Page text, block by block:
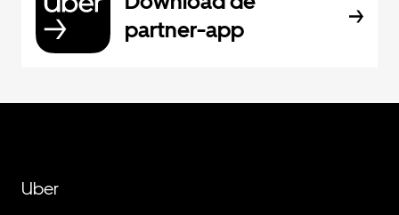
partner-app
Uber